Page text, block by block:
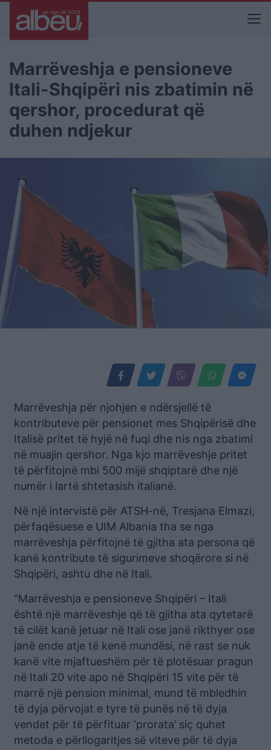
Marrëveshja e pensioneve
Itali-Shqipëri nis zbatimin në
qershor, procedurat që
duhen ndjekur
Marrëveshja për njohjen e ndërsjellë të
kontributeve për pensionet mes Shqipërisë dhe
Italisë pritet të hyjë në fuqi dhe nis nga zbatimi
në muajin qershor. Nga kjo marrëveshje pritet
të përfitojnë mbi 500 mijë shqiptarë dhe një
numër i lartë shtetasish italianë.
Në një intervistë për ATSH-në, Tresjana Elmazi,
përfaqësuese e UIM Albania tha se nga
marrëveshja përfitojnë të gjitha ata persona që
kanë kontribute të sigurimeve shoqërore si në
Shqipëri, ashtu dhe në Itali.
“Marrëveshja e pensioneve Shqipëri – Itali
është një marrëveshje që të gjitha ata qytetarë
të cilët kanë jetuar në Itali ose janë rikthyer ose
janë ende atje të kenë mundësi, në rast se nuk
kanë vite mjaftueshëm për të plotësuar pragun
në Itali 20 vite apo në Shqipëri 15 vite për të
marrë një pension minimal, mund të mbledhin
të dyja përvojat e tyre të punës në të dyja
vendet për të përfituar ‘prorata’ siç quhet
metoda e përllogaritjes së viteve për të dyja